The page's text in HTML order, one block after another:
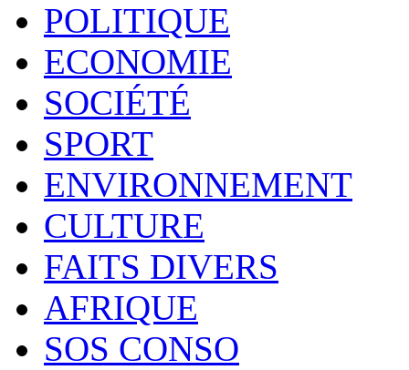
POLITIQUE
ECONOMIE
SOCIÉTÉ
SPORT
ENVIRONNEMENT
CULTURE
FAITS DIVERS
AFRIQUE
SOS CONSO